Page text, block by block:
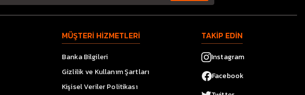
MÜŞTERİ HİZMETLERİ
Banka Bilgileri
Gizlilik ve Kullanım Şartları
Kişisel Veriler Politikası
TAKİP EDİN
Instagram
Facebook